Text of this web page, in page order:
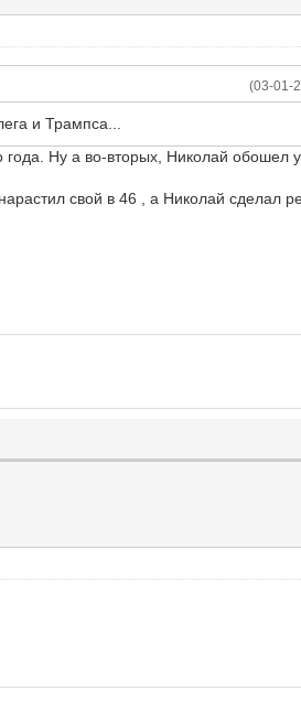
(03-01-
и Трампса...
Ну а во-вторых, Николай обошел
свой в 46 , а Николай сделал